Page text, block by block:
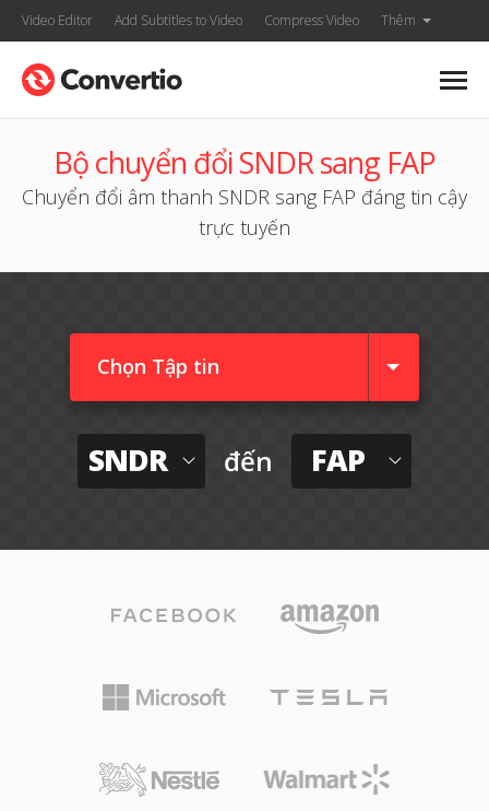
Video Editor Add Subtitles to Video Compress Video Thêm
Bộ chuyển đổi SNDR sang FAP
Chuyển đổi âm thanh SNDR sang FAP đáng tin cậy
trực tuyến
Chọn Tập tin
SNDR đến FAP